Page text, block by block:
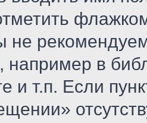
не
например в
и т.п. Если